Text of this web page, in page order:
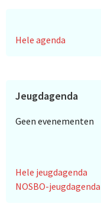
Hele agenda
Jeugdagenda
Geen evenementen
Hele jeugdagenda
NOSBO-jeugdagenda